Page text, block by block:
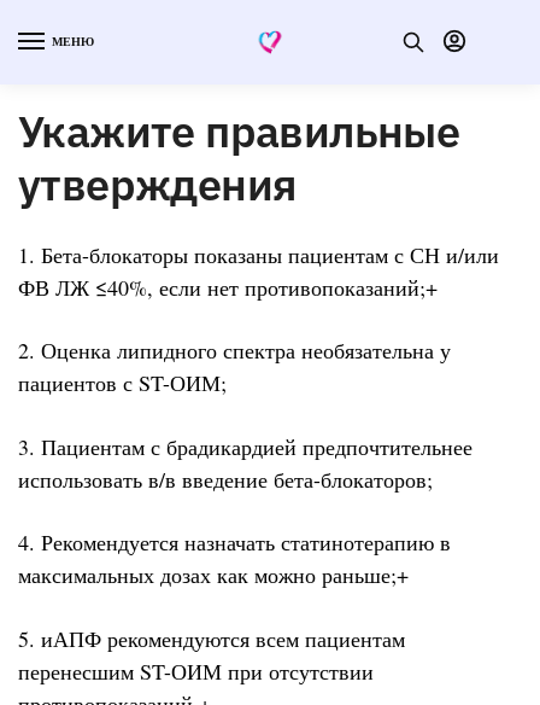
МЕНЮ
Укажите правильные
утверждения
1. Бета-блокаторы показаны пациентам с СН и/или
ФВ ЛЖ ≤40%, если нет противопоказаний;+
2. Оценка липидного спектра необязательна у
пациентов с ST-ОИМ;
3. Пациентам с брадикардией предпочтительнее
использовать в/в введение бета-блокаторов;
4. Рекомендуется назначать статинотерапию в
максимальных дозах как можно раньше;+
5. иАПФ рекомендуются всем пациентам
перенесшим ST-ОИМ при отсутствии